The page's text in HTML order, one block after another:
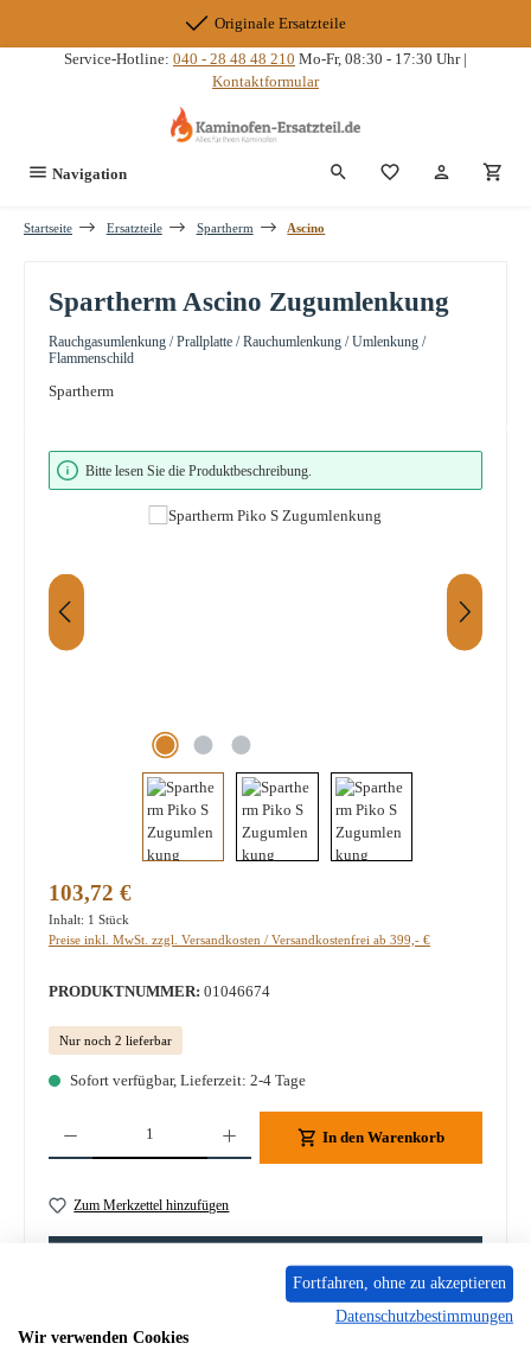
Originale Ersatzteile
Service-Hotline: 040 - 28 48 48 210 Mo-Fr, 08:30 - 17:30 Uhr |
Kontaktformular
Navigation Du hast 0
Startseite Ersatzteile Spartherm Ascino
Spartherm Ascino Zugumlenkung
Rauchgasumlenkung / Prallplatte / Rauchumlenkung / Umlenkung /
Flammenschild
Spartherm
Bildergalerie überspringen
Bitte lesen Sie die Produktbeschreibung.
Regulärer Preis:
103,72 €
Inhalt: 1 Stück
Preise inkl. MwSt. zzgl. Versandkosten / Versandkostenfrei ab 399,- €
PRODUKTNUMMER: 01046674
Nur noch 2 lieferbar
Sofort verfügbar, Lieferzeit: 2-4 Tage
In den Warenkorb
Zum Merkzettel hinzufügen
Fortfahren, ohne zu akzeptieren
Datenschutzbestimmungen
Wir verwenden Cookies